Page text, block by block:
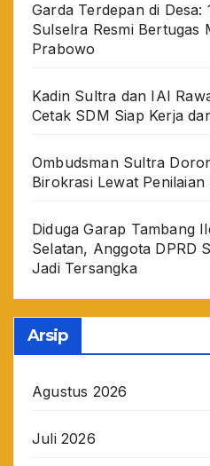
Garda Terdepan di Desa:
Sulselra Resmi Bertugas
Prabowo
Kadin Sultra dan IAI
Cetak SDM Siap Kerja
Ombudsman Sultra
Birokrasi Lewat
Diduga Garap Tambang
Selatan, Anggota DPRD
Jadi Tersangka
Arsip
Agustus 2026
Juli 2026